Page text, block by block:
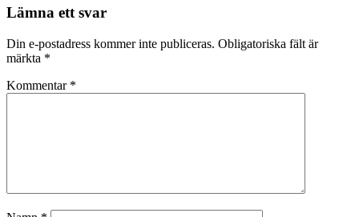
Lämna ett svar
Din e-postadress kommer inte publiceras. Obligatoriska fält är
märkta *
Kommentar *